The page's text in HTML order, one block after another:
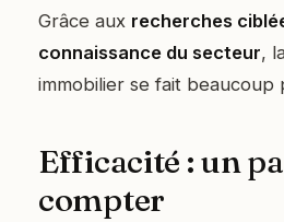
Grâce aux recherches
connaissance du secteur,
immobilier se fait beaucoup
Efficacité : un
compter